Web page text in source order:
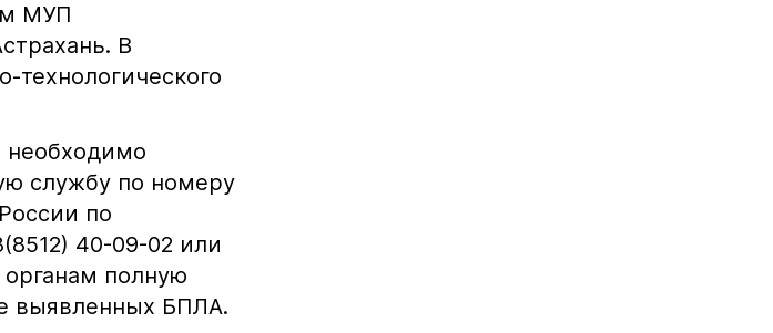
МУП
В
технологического
необходимо
службу по номеру
по
40-09-02 или
полную
выявленных БПЛА.